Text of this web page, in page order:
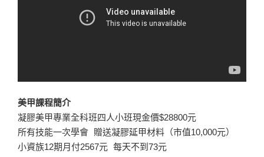
美甲課程簡介
凝膠美甲專業全科班四人小班現金價$28800元
所有技能一次學會 贈送凝膠延甲材料（市值10,000元）
小資族12期月付2567元 每天不到73元